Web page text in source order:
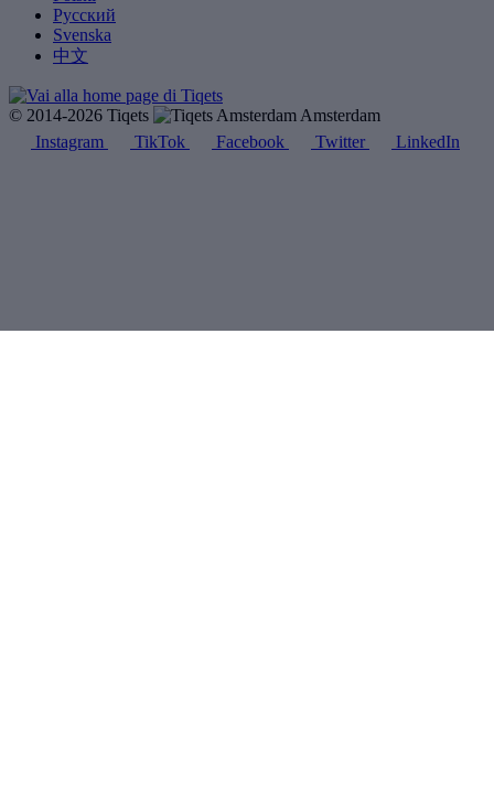
Русский
Svenska
中文
© 2014-2026 Tiqets
Amsterdam
Instagram
TikTok Facebook Twitter LinkedIn